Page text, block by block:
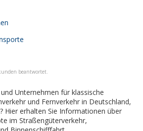
beantwortet.
Unternehmen für klassische
und Fernverkehr in Deutschland,
Hier erhalten Sie Informationen über
im Straßengüterverkehr,